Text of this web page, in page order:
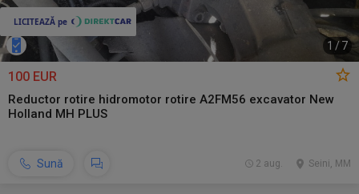
1 /7
100 EUR
Reductor rotire hidromotor rotire A2FM56 excavator New
Holland MH PLUS
Sună Seini, MM
2 aug.